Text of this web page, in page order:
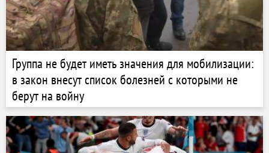
Группа не будет иметь значения для мобилизации:
в закон внесут список болезней с которыми не
берут на войну